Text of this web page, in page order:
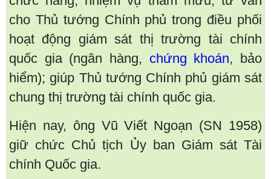
cho Thủ tướng Chính phủ trong điều phối
hoạt động giám sát thị trường tài chính
quốc gia (ngân hàng, chứng khoán, bảo
hiểm); giúp Thủ tướng Chính phủ giám sát
chung thị trường tài chính quốc gia.
Hiện nay, ông Vũ Viết Ngoạn (SN 1958)
giữ chức Chủ tịch Ủy ban Giám sát Tài
chính Quốc gia.